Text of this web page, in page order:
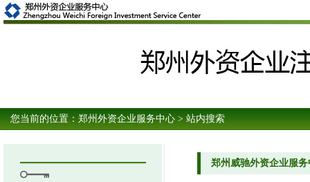
您当前的位置： 郑州外资企业服务中心 > 站内搜索
郑州威驰外资企业服